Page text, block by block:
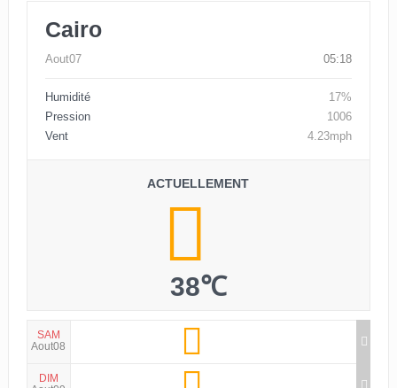
Cairo
Aout07 05:18
Humidité
17%
Pression
1006
Vent
4.23mph
ACTUELLEMENT
38℃
SAM
Aout08
DIM